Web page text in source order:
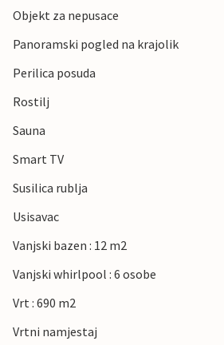
Objekt za nepusace
Panoramski pogled na krajolik
Perilica posuda
Rostilj
Sauna
Smart TV
Susilica rublja
Usisavac
Vanjski bazen : 12 m2
Vanjski whirlpool : 6 osobe
Vrt : 690 m2
Vrtni namjestaj